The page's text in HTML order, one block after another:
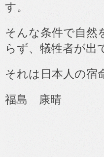
す。
そんな条件で自然
らず、犠牲者が出
それは日本人の宿
福島 康晴